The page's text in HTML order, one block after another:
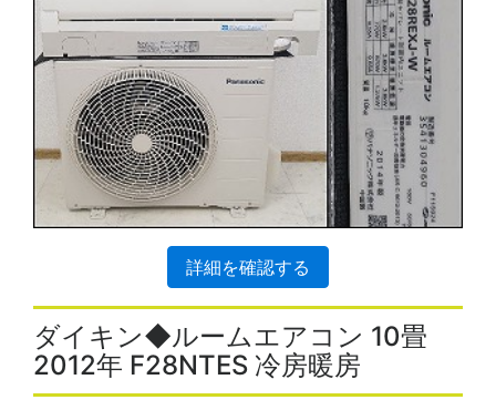
詳細を確認する
ダイキン◆ルームエアコン 10畳
2012年 F28NTES 冷房暖房